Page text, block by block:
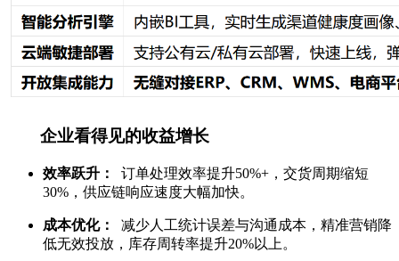
企业看得见的收益增长
效率跃升：
订单处理效率提升50%+，交货周期缩短
30%，供应链响应速度大幅加快。
成本优化：
减少人工统计误差与沟通成本，精准营销降
低无效投放，库存周转率提升20%以上。